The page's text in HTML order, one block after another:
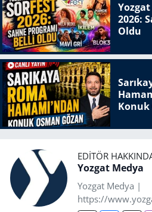
2026:
Oldu
Konuk
EDITÖR
Yozgat Medya
Yozgat Medya |
https://